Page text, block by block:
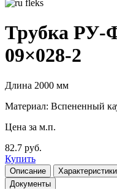
Трубка
09×028-2
Длина 2000 мм
Материал: Вспененный
Цена за м.п.
82.7 руб.
Купить
Описание Характеристики
Документы